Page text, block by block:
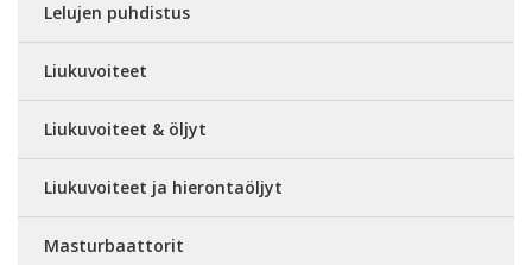
Lelujen puhdistus
Liukuvoiteet
Liukuvoiteet & öljyt
Liukuvoiteet ja hierontaöljyt
Masturbaattorit